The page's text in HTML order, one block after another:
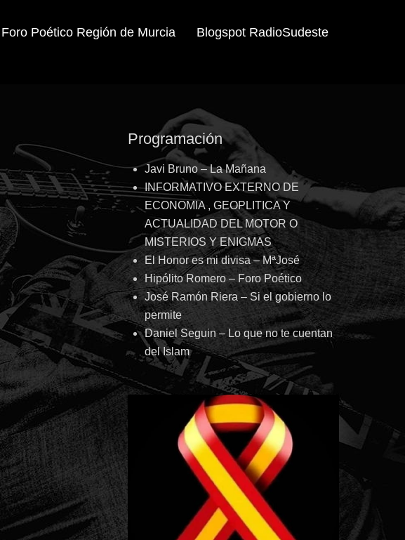
Foro Poético Región de Murcia Blogspot RadioSudeste
Programación
Javi Bruno – La Mañana
INFORMATIVO EXTERNO DE
ECONOMIA , GEOPLITICA Y
ACTUALIDAD DEL MOTOR O
MISTERIOS Y ENIGMAS
El Honor es mi divisa – MªJosé
Hipólito Romero – Foro Poético
José Ramón Riera – Si el gobierno lo
permite
Daniel Seguin – Lo que no te cuentan
del Islam